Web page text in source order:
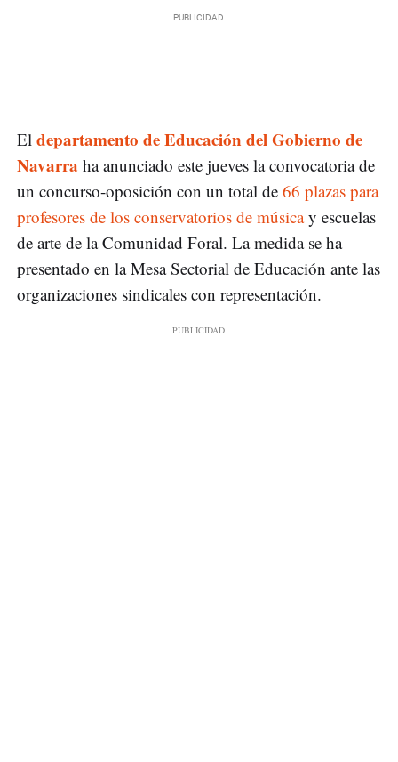
El departamento de Educación del Gobierno de
Navarra ha anunciado este jueves la convocatoria de
un concurso-oposición con un total de 66 plazas para
profesores de los conservatorios de músicay escuelas
de arte de la Comunidad Foral. La medida se ha
presentado en la Mesa Sectorial de Educación ante las
organizaciones sindicales con representación.